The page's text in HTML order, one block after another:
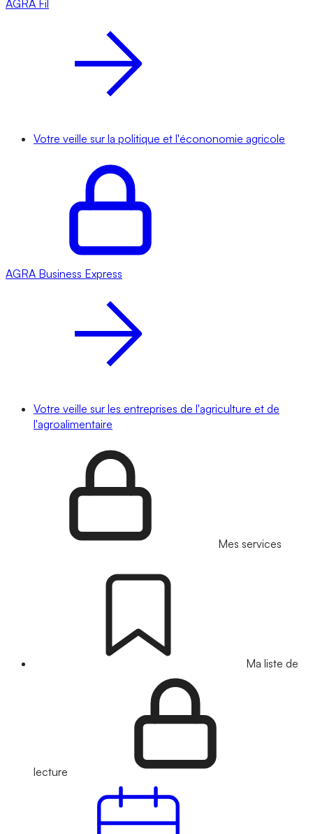
AGRA Fil
Votre veille sur la politique et l'écononomie agricole
AGRA Business Express
Votre veille sur les entreprises de l'agriculture et de
l'agroalimentaire
Mes services
Ma liste de
lecture